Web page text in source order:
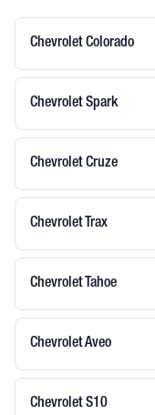
Chevrolet Colorado
Chevrolet Spark
Chevrolet Cruze
Chevrolet Trax
Chevrolet Tahoe
Chevrolet Aveo
Chevrolet S10